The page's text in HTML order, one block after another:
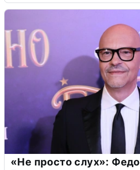
«Не просто слух»: